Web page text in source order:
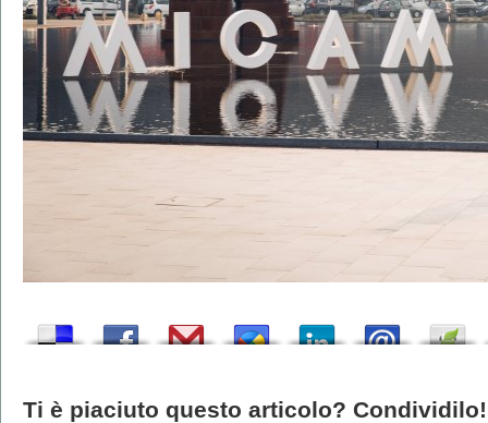
Ti è piaciuto questo articolo? Condividilo!